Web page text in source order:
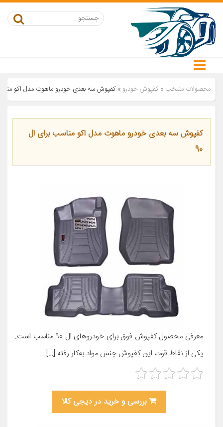
محصولات منتخب » کفپوش خودرو »کفپوش سه بعدی خودرو ماهوت مدل اکو مناسب
کفپوش سه بعدی خودرو ماهوت مدل اکو مناسب برای ال
90
معرفی محصول کفپوش فوق برای خودروهای ال 90 مناسب است.
یکی از نقاط قوت این کفپوش جنس مواد به‌کار رفته […]
بررسی و خرید در دیجی کالا